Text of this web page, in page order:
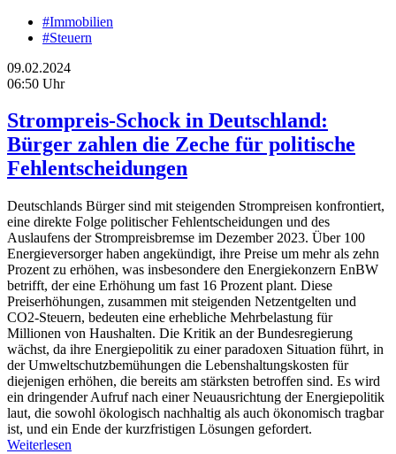
#Immobilien
#Steuern
09.02.2024
06:50 Uhr
Strompreis-Schock in Deutschland:
Bürger zahlen die Zeche für politische
Fehlentscheidungen
Deutschlands Bürger sind mit steigenden Strompreisen konfrontiert,
eine direkte Folge politischer Fehlentscheidungen und des
Auslaufens der Strompreisbremse im Dezember 2023. Über 100
Energieversorger haben angekündigt, ihre Preise um mehr als zehn
Prozent zu erhöhen, was insbesondere den Energiekonzern EnBW
betrifft, der eine Erhöhung um fast 16 Prozent plant. Diese
Preiserhöhungen, zusammen mit steigenden Netzentgelten und
CO2-Steuern, bedeuten eine erhebliche Mehrbelastung für
Millionen von Haushalten. Die Kritik an der Bundesregierung
wächst, da ihre Energiepolitik zu einer paradoxen Situation führt, in
der Umweltschutzbemühungen die Lebenshaltungskosten für
diejenigen erhöhen, die bereits am stärksten betroffen sind. Es wird
ein dringender Aufruf nach einer Neuausrichtung der Energiepolitik
laut, die sowohl ökologisch nachhaltig als auch ökonomisch tragbar
ist, und ein Ende der kurzfristigen Lösungen gefordert.
Weiterlesen